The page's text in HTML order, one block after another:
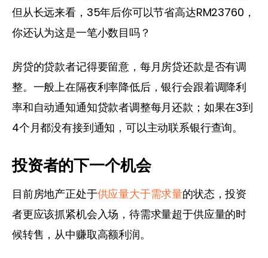
但从长远来看，35年后你可以节省高达RM23760，
你还认为这是一笔小数目吗？
房贷的贷款者记得要留意，每月房贷还款是否有调
整。一般上在隔夜利率降低后，银行会跟着调降利
率和自动通知通知贷款者调整每月还款；如果在3到
4个月都没有接到通知，可以主动联系银行查询。
投资者的下一个机会
目前房地产正处于供应量大于需求量的状态，投资
者更应该抓紧机会入场，待需求量超于供应量的时
候转售，从中赚取高额利润。